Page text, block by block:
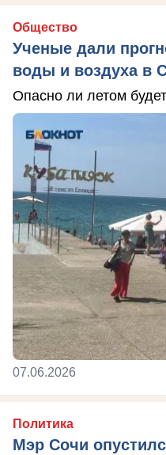
Общество
Ученые дали
воды и воздуха в
Опасно ли летом
07.06.2026
Политика
Мэр Сочи